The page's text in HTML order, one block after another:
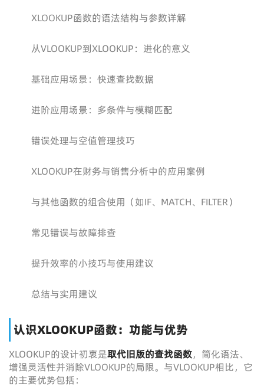
XLOOKUP函数的语法结构与参数详解
从VLOOKUP到XLOOKUP：进化的意义
基础应用场景：快速查找数据
进阶应用场景：多条件与模糊匹配
错误处理与空值管理技巧
XLOOKUP在财务与销售分析中的应用案例
与其他函数的组合使用（如IF、MATCH、FILTER）
常见错误与故障排查
提升效率的小技巧与使用建议
总结与实用建议
认识XLOOKUP函数：功能与优势
XLOOKUP的设计初衷是取代旧版的查找函数，简化语法、
增强灵活性并消除VLOOKUP的局限。与VLOOKUP相比，它
的主要优势包括：